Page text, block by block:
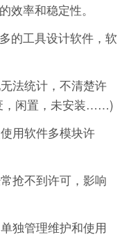
效率和稳定性。
的工具设计软件，软
法统计，不清楚许
，闲置，未安装……)
用软件多模块许
抢不到许可，影响
独管理维护和使用